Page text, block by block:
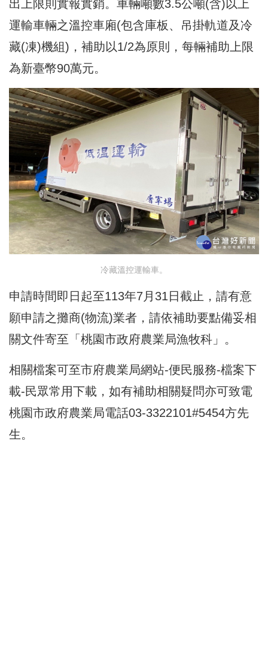
出上限則實報實銷。車輛噸數3.5公噸(含)以上
運輸車輛之溫控車廂(包含庫板、吊掛軌道及冷
藏(凍)機組)，補助以1/2為原則，每輛補助上限
為新臺幣90萬元。
冷藏溫控運輸車。
申請時間即日起至113年7月31日截止，請有意
願申請之攤商(物流)業者，請依補助要點備妥相
關文件寄至「桃園市政府農業局漁牧科」。
相關檔案可至市府農業局網站-便民服務-檔案下
載-民眾常用下載，如有補助相關疑問亦可致電
桃園市政府農業局電話03-3322101#5454方先
生。